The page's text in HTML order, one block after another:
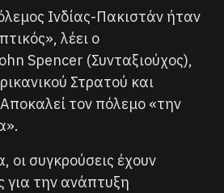
Ινδίας-Πακιστάν ήταν
λέει ο
Spencer (Συνταξιούχος),
Στρατού και
τον πόλεμο «την
οι συγκρούσεις έχουν
για την ανάπτυξη